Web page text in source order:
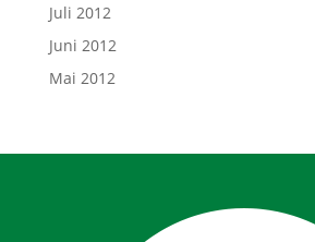
Juli 2012
Juni 2012
Mai 2012